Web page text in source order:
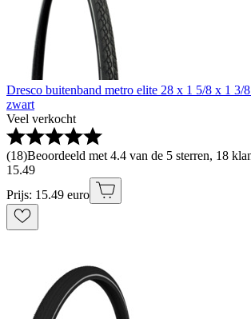
Dresco buitenband metro elite 28 x 1 5/8 x 1 3/
zwart
Veel verkocht
(18)Beoordeeld met 4.4 van de 5 sterren, 18
15.49
Prijs: 15.49 euro